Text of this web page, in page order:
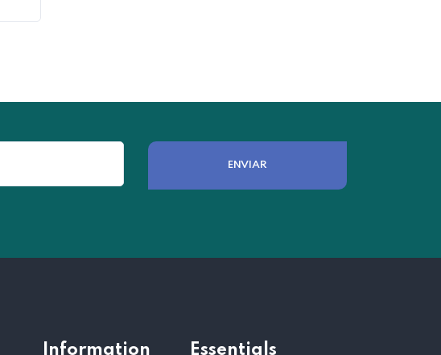
Information Essentials